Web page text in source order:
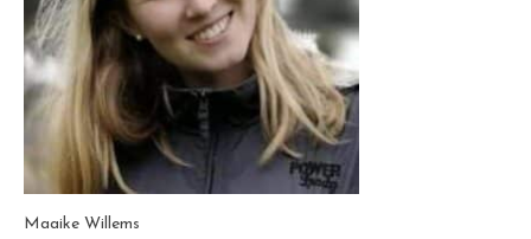
Maaike Willems